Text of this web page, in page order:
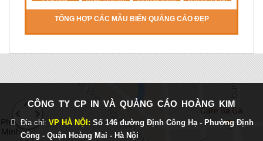
TỔNG HỢP CÁC MẪU BIỂN QUẢNG CÁO ĐẸP
CÔNG TY CP IN VÀ QUẢNG CÁO HOÀNG KIM
Địa chỉ: VP HÀ NỘI: Số 146 đường Định Công Hạ - Phường Định
Công - Quận Hoàng Mai - Hà Nội